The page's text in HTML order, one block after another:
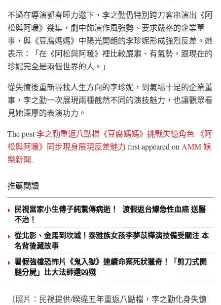
不過在導演郭春暉力邀下，李之勤仍特別跨刀客串演出《阿
松與阿暖》幾集，劇中飾演作風強勢、要求嚴格的企業董
事，與《豆腐媽媽》中陽光開朗的李珍妮形成強烈反差。她
表示：「在《阿松與阿暖》裡比較嚴肅、有氣勢，跟現在的
珍妮完全是兩個世界的人。」
從失憶後重新尋找人生方向的李珍妮，到氣場十足的企業董
事，李之勤一次展現兩種截然不同的演技魅力，也讓觀眾看
見她深厚的表演功力。
The post李之勤重返八點檔《豆腐媽媽》挑戰失憶角色 《阿
松與阿暖》同步現身展現反差魅力 first appeared on AMM 娛
樂新聞.
推薦閱讀
民視當家小生傅子純驚傳病逝！ 渡假返台爆急性血癌 送醫
不治！
從北影、金馬到坎城！泰雅族女孩李夢苡樺演技備受關注 本
名背後藏故事
暑假強檔恐怖片《鬼入獄》連續命案死狀獵奇！「剪刀式開
腿分屍」比大法師還凶殘
（照片：民視提供/睽違五年重返八點檔，李之勤化身失憶